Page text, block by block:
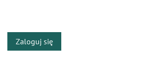
Zaloguj się